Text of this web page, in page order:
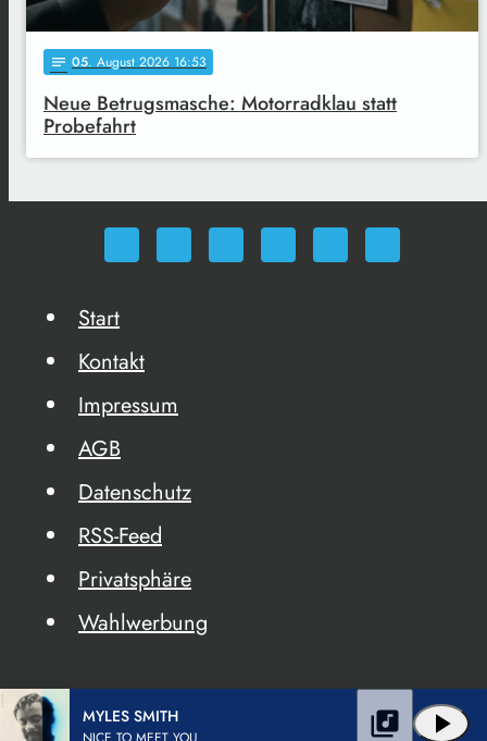
notes 05. August 2026 16:53
Neue Betrugsmasche: Motorradklau statt
Probefahrt
Start
Kontakt
Impressum
AGB
Datenschutz
RSS-Feed
Privatsphäre
Wahlwerbung
MYLES SMITH play_arrow
library_music